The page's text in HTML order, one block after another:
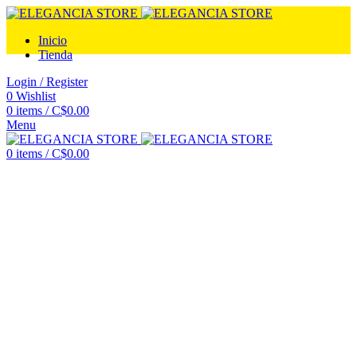
Inicio
Tienda
Login / Register
0 Wishlist
0 items / C$0.00
Menu
0 items / C$0.00